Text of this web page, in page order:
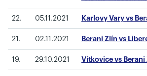
22. 05.11.2021 Karlovy Vary vs
21. 02.11.2021 Berani Zlín vs
19. 29.10.2021 Vítkovice vs Berani